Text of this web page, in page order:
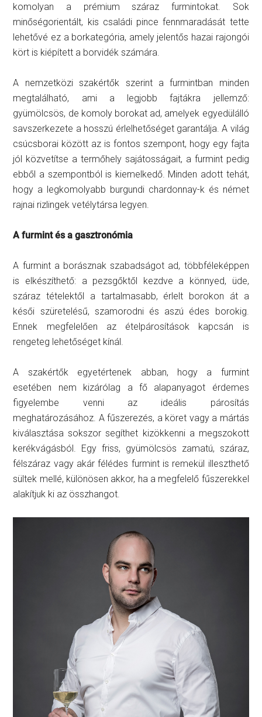
komolyan a prémium száraz furmintokat. Sok
minőségorientált, kis családi pince fennmaradását tette
lehetővé ez a borkategória, amely jelentős hazai rajongói
kört is kiépített a borvidék számára.
A nemzetközi szakértők szerint a furmintban minden
megtalálható, ami a legjobb fajtákra jellemző:
gyümölcsös, de komoly borokat ad, amelyek egyedülálló
savszerkezete a hosszú érlelhetőséget garantálja. A világ
csúcsborai között az is fontos szempont, hogy egy fajta
jól közvetítse a termőhely sajátosságait, a furmint pedig
ebből a szempontból is kiemelkedő. Minden adott tehát,
hogy a legkomolyabb burgundi chardonnay-k és német
rajnai rizlingek vetélytársa legyen.
A furmint és a gasztronómia
A furmint a borásznak szabadságot ad, többféleképpen
is elkészíthető: a pezsgőktől kezdve a könnyed, üde,
száraz tételektől a tartalmasabb, érlelt borokon át a
késői szüretelésű, szamorodni és aszú édes borokig.
Ennek megfelelően az ételpárosítások kapcsán is
rengeteg lehetőséget kínál.
A szakértők egyetértenek abban, hogy a furmint
esetében nem kizárólag a fő alapanyagot érdemes
figyelembe venni az ideális párosítás
meghatározásához. A fűszerezés, a köret vagy a mártás
kiválasztása sokszor segíthet kizökkenni a megszokott
kerékvágásból. Egy friss, gyümölcsös zamatú, száraz,
félszáraz vagy akár félédes furmint is remekül illeszthető
sültek mellé, különösen akkor, ha a megfelelő fűszerekkel
alakítjuk ki az összhangot.